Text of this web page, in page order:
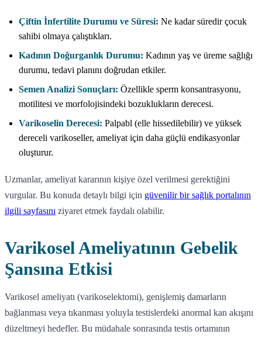
Çiftin İnfertilite Durumu ve Süresi: Ne kadar süredir çocuk
sahibi olmaya çalıştıkları.
Kadının Doğurganlık Durumu: Kadının yaş ve üreme sağlığı
durumu, tedavi planını doğrudan etkiler.
Semen Analizi Sonuçları: Özellikle sperm konsantrasyonu,
motilitesi ve morfolojisindeki bozuklukların derecesi.
Varikoselin Derecesi: Palpabl (elle hissedilebilir) ve yüksek
dereceli varikoseller, ameliyat için daha güçlü endikasyonlar
oluşturur.
Uzmanlar, ameliyat kararının kişiye özel verilmesi gerektiğini
vurgular. Bu konuda detaylı bilgi için güvenilir bir sağlık portalının
ilgili sayfasını ziyaret etmek faydalı olabilir.
Varikosel Ameliyatının Gebelik
Şansına Etkisi
Varikosel ameliyatı (varikoselektomi), genişlemiş damarların
bağlanması veya tıkanması yoluyla testislerdeki anormal kan akışını
düzeltmeyi hedefler. Bu müdahale sonrasında testis ortamının